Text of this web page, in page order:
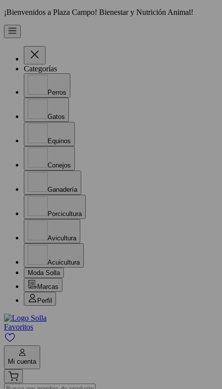
¡Bienvenidos a Plaza Campo! Bienestar y Nutrición Animal!
Categorías
Perros
Gatos
Equinos
Conejos
Ganadería
Porcicultura
Avicultura
Acuicultura
Moda Solla
Marcas
Perfil
Favoritos
Mi cuenta